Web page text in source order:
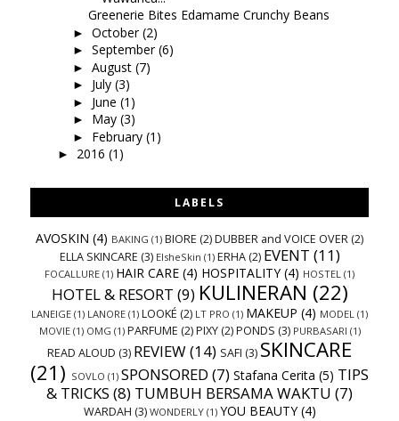
Greenerie Bites Edamame Crunchy Beans
► October(2)
► September(6)
► August (7)
► July (3)
► June (1)
► May (3)
► February (1)
► 2016 (1)
LABELS
AVOSKIN (4) BAKING (1) BIORE (2)DUBBER and VOICE OVER (2)
ELLA SKINCARE (3) ElsheSkin (1) ERHA (2) EVENT (11)
FOCALLURE (1) HAIR CARE (4) HOSPITALITY (4) HOSTEL (1)
HOTEL & RESORT (9) KULINERAN (22)
LANEIGE (1) LANORE (1) LOOKÉ (2) LT PRO (1) MAKEUP (4) MODEL (1)
MOVIE (1) OMG (1) PARFUME (2) PIXY (2) PONDS (3) PURBASARI (1)
READ ALOUD (3) REVIEW(14) SAFI (3) SKINCARE
(21) SOVLO (1) SPONSORED (7) Stafana Cerita (5) TIPS
& TRICKS (8) TUMBUH BERSAMA WAKTU (7)
WARDAH (3) WONDERLY (1) YOU BEAUTY (4)